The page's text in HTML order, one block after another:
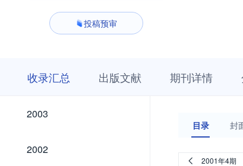
投稿预审
收录汇总 出版文献 期刊详情
2003
2003
2002
2002
目录 封
2001年4期